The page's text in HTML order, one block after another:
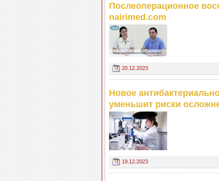
Послеоперационное
nairimed.com
20.12.2023
Новое
уменьшит риски
19.12.2023